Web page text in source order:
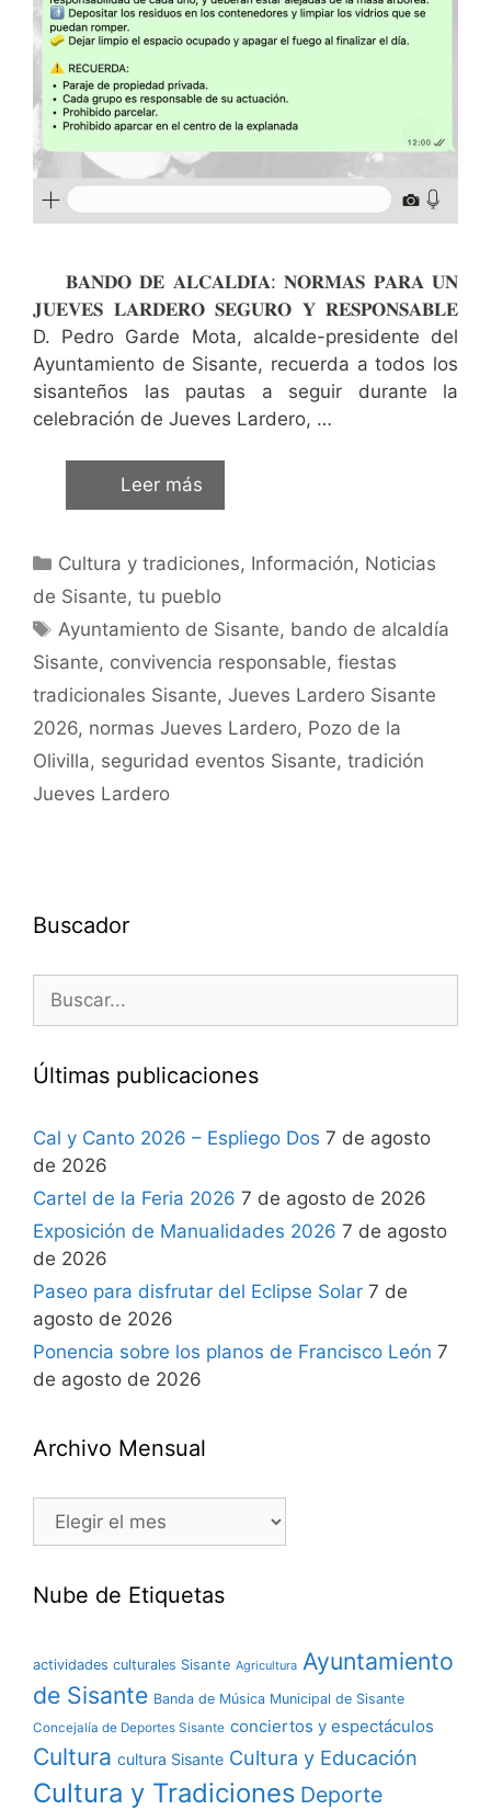
𝐁𝐀𝐍𝐃𝐎 𝐃𝐄 𝐀𝐋𝐂𝐀𝐋𝐃𝐈́𝐀: 𝐍𝐎𝐑𝐌𝐀𝐒 𝐏𝐀𝐑𝐀 𝐔𝐍
𝐉𝐔𝐄𝐕𝐄𝐒 𝐋𝐀𝐑𝐃𝐄𝐑𝐎 𝐒𝐄𝐆𝐔𝐑𝐎 𝐘 𝐑𝐄𝐒𝐏𝐎𝐍𝐒𝐀𝐁𝐋𝐄
D. Pedro Garde Mota, alcalde-presidente del
Ayuntamiento de Sisante, recuerda a todos los
sisanteños las pautas a seguir durante la
celebración de Jueves Lardero, …
Leer más
Cultura y tradiciones, Información, Noticias
de Sisante, tu pueblo
Ayuntamiento de Sisante, bando de alcaldía
Sisante, convivencia responsable, fiestas
tradicionales Sisante, Jueves Lardero Sisante
2026, normas Jueves Lardero, Pozo de la
Olivilla, seguridad eventos Sisante, tradición
Jueves Lardero
Buscador
Últimas publicaciones
Cal y Canto 2026 – Espliego Dos 7 de agosto
de 2026
Cartel de la Feria 2026 7 de agosto de 2026
Exposición de Manualidades 2026 7 de agosto
de 2026
Paseo para disfrutar del Eclipse Solar 7 de
agosto de 2026
Ponencia sobre los planos de Francisco León 7
de agosto de 2026
Archivo Mensual
Nube de Etiquetas
actividades culturales Sisante Agricultura Ayuntamiento
de Sisante Banda de Música Municipal de Sisante
Concejalía de Deportes Sisante conciertos y espectáculos
Cultura cultura Sisante Cultura y Educación
Cultura y Tradiciones Deporte